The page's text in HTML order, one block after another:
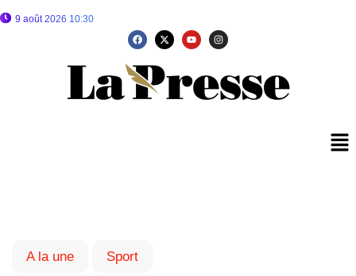
9 août 2026 10:30
A la une Sport